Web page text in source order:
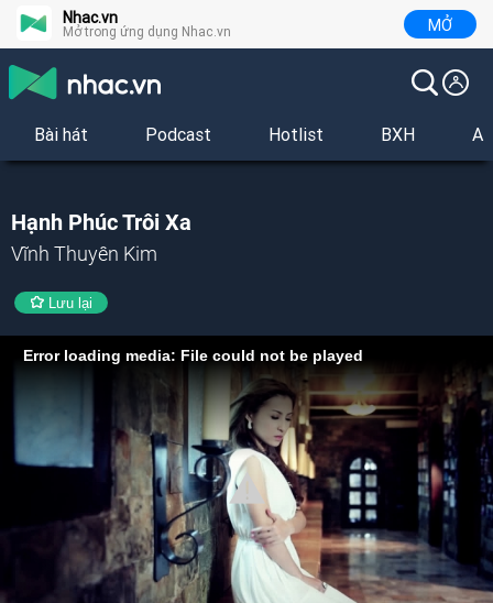
Nhac.vn
Mở trong ứng dụng Nhac.vn MỞ
Bài hát Podcast Hotlist BXH
Hạnh Phúc Trôi Xa
Vĩnh Thuyên Kim
Lưu lại
Error loading media: File could not be played